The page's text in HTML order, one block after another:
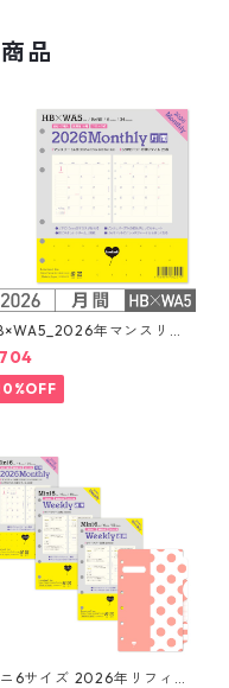
品
年マンスリー
ブロック+LOVEドット罫
テム手帳リフィル
ニ6サイズ 2026年リフィル